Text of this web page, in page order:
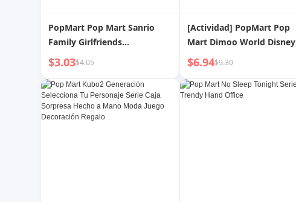
PopMart Pop Mart Sanrio
Family Girlfriends
Sweetheart Series
Locomotora Kuromi Caja
Ciega Moda Juego Mano
Oficina
$3.03$4.05
[Actividad] PopMart Pop
Mart Dimoo World Disney
Serie Conjunta Caja Ciega
Regalo
$6.94$9.30